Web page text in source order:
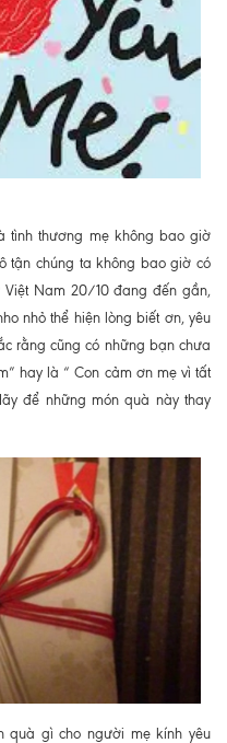
tình thương mẹ không bao giờ
tận chúng ta không bao giờ có
Việt Nam 20/10 đang đến gần,
nhỏ thể hiện lòng biết ơn, yêu
rằng cũng có những bạn chưa
hay là “ Con cảm ơn mẹ vì tất
để những món quà này thay
quà gì cho người mẹ kính yêu